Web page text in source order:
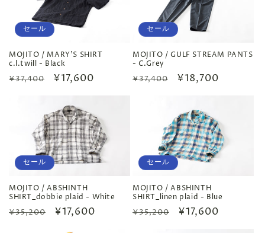
セール
MOJITO / MARY'S SHIRT
c.l.twill - Black
通
¥37,400
セ
ル
価
格
¥17,600
セール
MOJITO / GULF STREAM PANTS
- C.Grey
通
¥37,400
セ
価
格
¥18,700
セール
MOJITO / ABSHINTH
SHIRT_dobbie plaid - White
通
¥35,200
セ
¥17,600
セール
MOJITO / ABSHINTH
SHIRT_linen plaid - Blue
通
¥35,200
セ
¥17,600